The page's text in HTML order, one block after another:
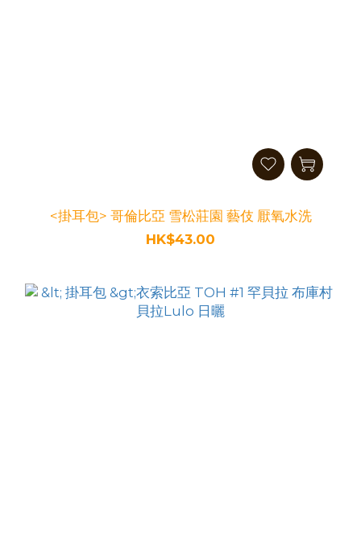
<掛耳包> 哥倫比亞 雪松莊園 藝伎 厭氧水洗
HK$43.00